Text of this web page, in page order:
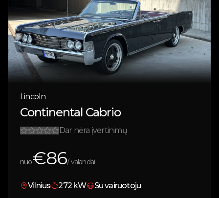
Lincoln
Continental Cabrio
Dar nėra įvertinimų
nuo€86/ valandai
Vilnius 272 kW Su vairuotoju